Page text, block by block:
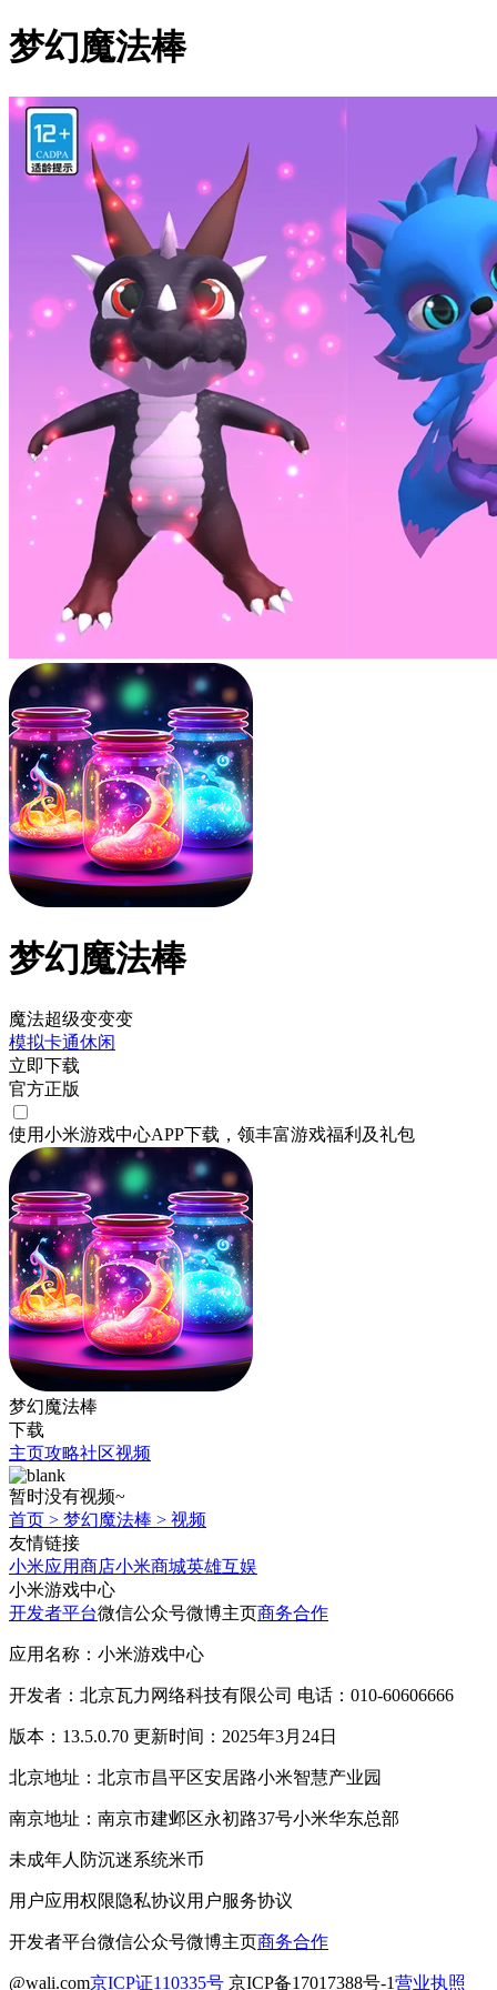
梦幻魔法棒
梦幻魔法棒
魔法超级变变变
模拟卡通休闲
立即下载
官方正版
使用小米游戏中心APP下载 ，领丰富游戏福利 及礼包
梦幻魔法棒
下载
主页攻略社区视频
暂时没有视频~
首页 > 梦幻魔法棒 > 视频
友情链接
小米应用商店小米商城英雄互娱
小米游戏中心
开发者平台微信公众号微博主页商务合作
应用名称：小米游戏中心
开发者：北京瓦力网络科技有限公司 电话：010-60606666
版本：13.5.0.70 更新时间：2025年3月24日
北京地址：北京市昌平区安居路小米智慧产业园
南京地址：南京市建邺区永初路37号小米华东总部
未成年人防沉迷系统米币
用户应用权限隐私协议用户服务协议
开发者平台微信公众号微博主页商务合作
@wali.com京ICP证110335号 京ICP备17017388号-1营业执照